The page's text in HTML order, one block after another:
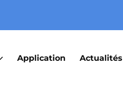
Application Actualités